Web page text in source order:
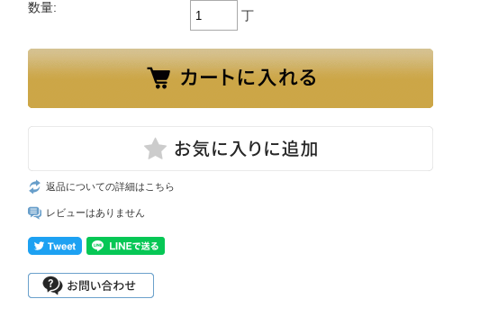
数量:
丁
返品についての詳細はこちら
レビューはありません